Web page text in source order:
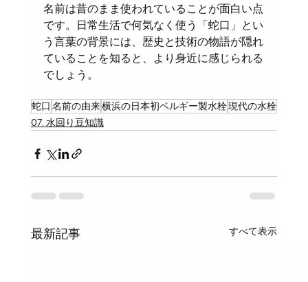
名前は昔のまま使われていることが面白い点
です。日常生活で何気なく使う「蛇口」とい
う言葉の背景には、歴史と技術の物語が隠れ
ていることを知ると、より身近に感じられる
でしょう。
蛇口 名前の由来横浜の日本初ベルギー製水栓現代の水栓
07. 水回り豆知識
最新記事 すべて表示